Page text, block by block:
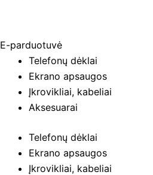
E-parduotuvė
Telefonų dėklai
Ekrano apsaugos
Įkrovikliai, kabeliai
Aksesuarai
Telefonų dėklai
Ekrano apsaugos
Įkrovikliai, kabeliai